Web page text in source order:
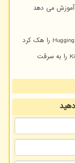
می دهد
مشاور علمی ترامپ، هوش مصنوعی چینی Kimi K3 را به سرقت